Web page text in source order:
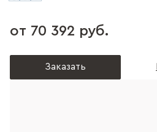
от 70 392 руб.
Заказать